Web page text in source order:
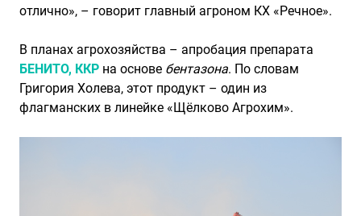
отлично», – говорит главный агроном КХ «Речное».
В планах агрохозяйства – апробация препарата
БЕНИТО, ККР на основе бентазона. По словам
Григория Холева, этот продукт – один из
флагманских в линейке «Щёлково Агрохим».